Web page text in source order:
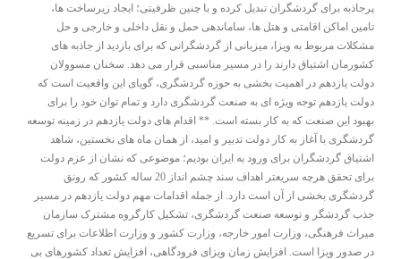
پرجاذبه برای گردشگران تبدیل کرده و با چنین ظرفیتی؛ ایجاد زیرساخت ها،
تامین اماکن اقامتی و هتل ها، ساماندهی حمل و نقل داخلی و خارجی و حل
مشکلات مربوط به ویزا، میزبانی از گردشگرانی که برای بازدید از جاذبه های
کشورمان اشتیاق دارند را در مسیر مناسبی قرار می دهد. سخنان مسوولان
دولت یازدهم در اهمیت بخشی به حوزه گردشگری، گویای این واقعیت است که
دولت یازدهم توجه ویژه ای به صنعت گردشگری دارد و تمام توان خود را برای
بهبود این صنعت که به کار بسته است. ** اقدام های دولت یازدهم در زمینه توسعه
گردشگری با آغاز به کار دولت تدبیر و امید، از همان ماه های نخستین، شاهد
اشتیاق گردشگران برای ورود به ایران بودیم؛ موضوعی که نشان از عزم دولت
برای تحقق هرچه سریعتر اهداف سند چشم انداز 20 ساله کشور که رونق
گردشگری بخشی از آن است دارد. از جمله اقدامات مهم دولت یازدهم در مسیر
جذب گردشگر و توسعه صنعت گردشگری، تشکیل کارگروه مشترک سازمان
میراث فرهنگی، وزارت امور خارجه، وزارت کشور و وزارت اطلاعات برای تسریع
در صدور ویزا است. افزایش زمان ویزای فرودگاهی، افزایش تعداد کشورهای بی